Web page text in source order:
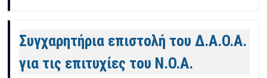
Συγχαρητήρια επιστολή του Δ.Α.Ο.Α.
για τις επιτυχίες του Ν.Ο.Α.